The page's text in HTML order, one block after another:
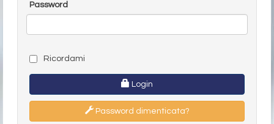
Password
Ricordami
Login
Password dimenticata?